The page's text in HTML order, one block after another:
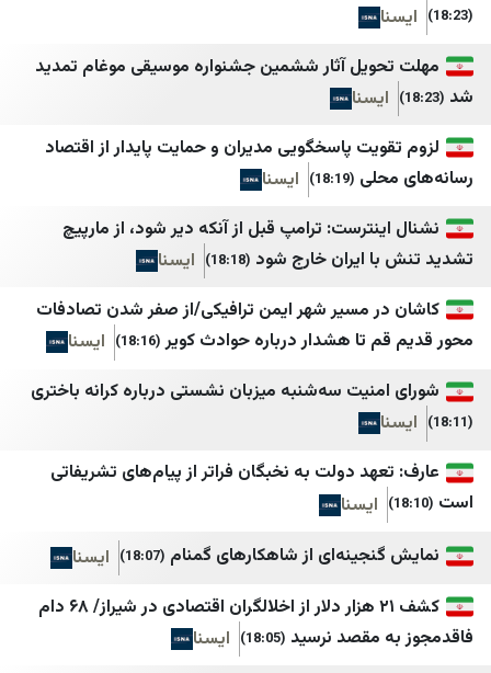
صيدا اون لاين
Good-Press
الأحداث 24
جديدنا
ميغافون
وكالة أنباء آسيا
LibnaNews
ديمقراطية نيوز
المركزية
أجواء برس
الصدارة نيوز
جنوبية
قلم سياسي
وردنا
mdm نيوز
DefenceTurkey
Dünya Gazetesi
Finansın Gündemi
Haberler
Hürriyet
Gazetecilik
Ajansı
NTV
SOLTV
آثار ششمین جشنواره موسیقی موغام تمدید
پاسخگویی مدیران و حمایت پایدار از اقتصاد
(18:19)
ایسنا
ترامپ قبل از آنکه دیر شود، از مارپیچ
ایران خارج شود (18:18)
ایسنا
مسیر شهر ایمن ترافیکی/از صفر شدن تصادفات
تا هشدار درباره حوادث کویر (18:16)
ایسنا
سه‌شنبه میزبان نشستی درباره کرانه باختری
عارف: تعهد دولت به نخبگان فراتر از پیام‎‌های تشریفاتی
ایسنا
از شاهکارهای گمنام (18:07)
ایسنا
کشف ۲۱ هزار دلار از اخلالگران اقتصادی در شیراز/ ۶۸ دام
مقصد نرسید (18:05)
ایسنا